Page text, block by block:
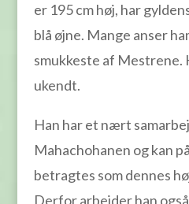
er 195 cm høj, har
blå øjne. Mange anser
smukkeste af Mestrene.
ukendt.
Han har et nært
Mahachohanen og kan
betragtes som dennes
Derfor arbejder han